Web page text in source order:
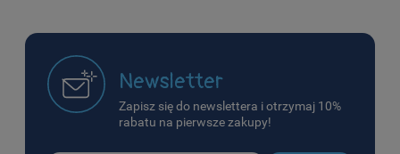
Newsletter
Zapisz się do newslettera i otrzymaj 10%
rabatu na pierwsze zakupy!